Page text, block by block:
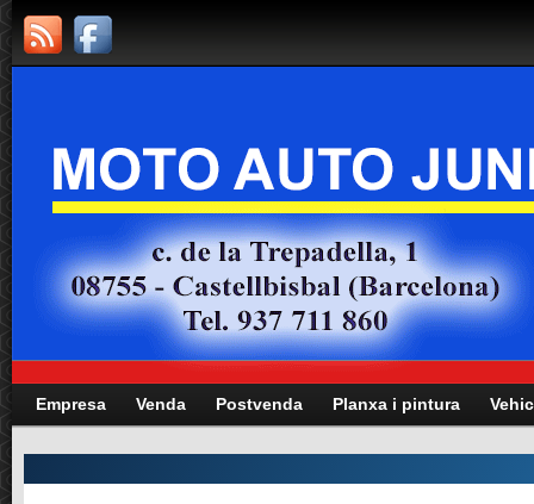
Empresa Venda Postvenda Planxa i pintura